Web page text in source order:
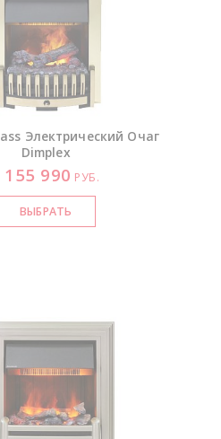
Электрический Очаг
Dimplex
155 990 РУБ.